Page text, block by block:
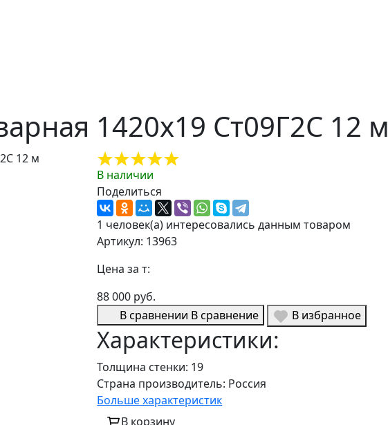
1420х19 Ст09Г2С 12 м
В наличии
Поделиться
1 человек(а) интересовались данным товаром
Артикул: 13963
Цена за т:
88 000 руб.
В сравнении В сравнение В избранное
Характеристики:
Толщина стенки: 19
Страна производитель: Россия
Больше характеристик
В корзину